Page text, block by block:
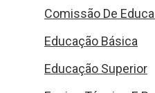
Comissão De
Educação Básica
Educação Superior